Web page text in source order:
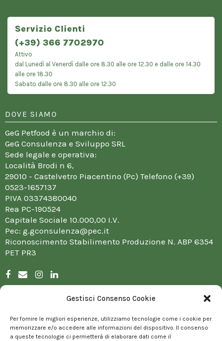
Gestisci Consenso Cookie
Per fornire le migliori esperienze, utilizziamo tecnologie come i cookie per
memorizzare e/o accedere alle informazioni del dispositivo. Il consenso
a queste tecnologie ci permetterà di elaborare dati come il
Servizio Clienti
(+39) 366 7702970
Attivo
dal Lunedì al Venerdì dalle ore 8.30 alle ore 12.30 e dalle ore 14.30
alle ore 18.30
Sabato dalle ore 8.30 alle ore 12.30
DOVE SIAMO
GeG Petfood è un marchio di:
GeG Consulenza e Sviluppo SRL
Sede legale e operativa:
Località Brodi n 6,
29010 - Castelvetro Piacentino (Pc) Telefono (+39)
0523-1657137
PIVA 03374380040
Rea PC-190524
Capitale Sociale 10.000,00 I.V.
Pec: g.gconsulenza@pec.it
Riconoscimento Stabilimento Produzione N. ABP 6354
PET PR3
PRODOTTI
NATURALIS PET
ALIMENTI COMPLEMENTARI